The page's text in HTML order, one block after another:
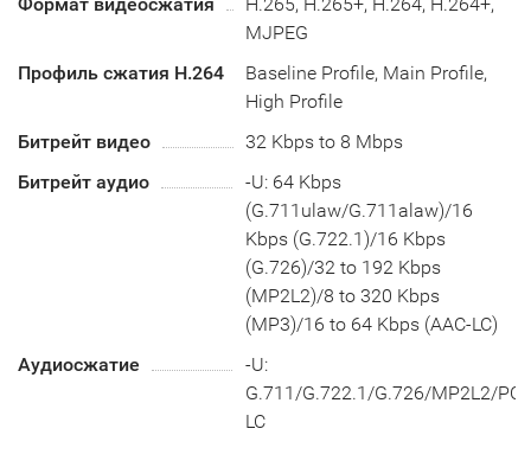
MJPEG
Профиль сжатия H.264
Baseline Profile, Main Profile,
High Profile
Битрейт видео
32 Kbps to 8 Mbps
Битрейт аудио
-U: 64 Kbps
(G.711ulaw/G.711alaw)/16
Kbps (G.722.1)/16 Kbps
(G.726)/32 to 192 Kbps
(MP2L2)/8 to 320 Kbps
(MP3)/16 to 64 Kbps (AAC-LC)
Аудиосжатие
-U:
G.711/G.722.1/G.726/MP2L2/
LC